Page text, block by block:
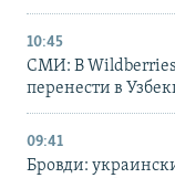
10:45
СМИ: В Wildberries
перенести в
09:41
Бровди: